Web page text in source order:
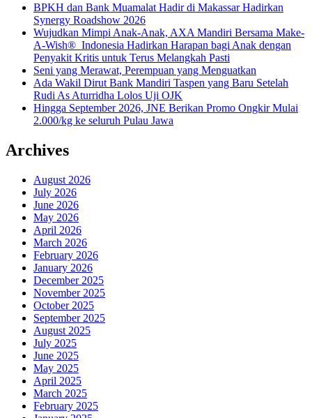
BPKH dan Bank Muamalat Hadir di Makassar Hadirkan
Synergy Roadshow 2026
Wujudkan Mimpi Anak-Anak, AXA Mandiri Bersama Make-
A-Wish® Indonesia Hadirkan Harapan bagi Anak dengan
Penyakit Kritis untuk Terus Melangkah Pasti
Seni yang Merawat, Perempuan yang Menguatkan
Ada Wakil Dirut Bank Mandiri Taspen yang Baru Setelah
Rudi As Aturridha Lolos Uji OJK
Hingga September 2026, JNE Berikan Promo Ongkir Mulai
2.000/kg ke seluruh Pulau Jawa
Archives
August 2026
July 2026
June 2026
May 2026
April 2026
March 2026
February 2026
January 2026
December 2025
November 2025
October 2025
September 2025
August 2025
July 2025
June 2025
May 2025
April 2025
March 2025
February 2025